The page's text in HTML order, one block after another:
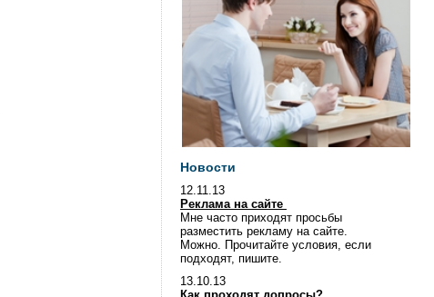
Новости
12.11.13
Реклама на сайте
Мне часто приходят просьбы
разместить рекламу на сайте.
Можно. Прочитайте условия, если
подходят, пишите.
13.10.13